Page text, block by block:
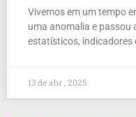
Vivemos em um tempo
uma anomalia e passou
estatísticos, indicadores
13 de abr , 2025